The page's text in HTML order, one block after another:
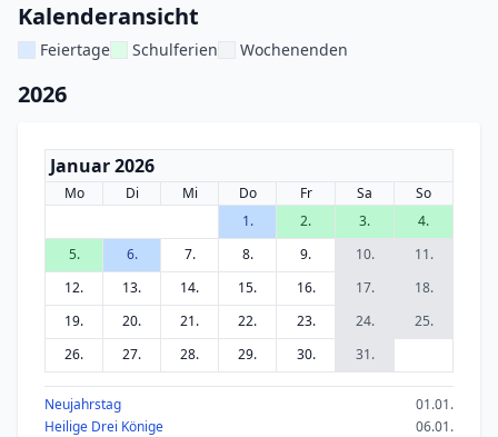
Kalenderansicht
Feiertage Schulferien Wochenenden
2026
Januar 2026
Mo Di Mi Do Fr Sa
So
1.
2. 3.
4.
5.
6. 7. 8. 9. 10.
11.
12.
13. 14. 15. 16. 17.
18.
19.
20. 21. 22. 23. 24.
25.
26.
27. 28. 29. 30. 31.
Neujahrstag
01.01.
Heilige Drei Könige
06.01.